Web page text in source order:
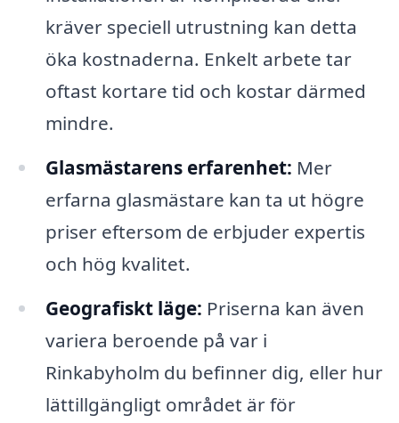
kräver speciell utrustning kan detta
öka kostnaderna. Enkelt arbete tar
oftast kortare tid och kostar därmed
mindre.
Glasmästarens erfarenhet: Mer
erfarna glasmästare kan ta ut högre
priser eftersom de erbjuder expertis
och hög kvalitet.
Geografiskt läge: Priserna kan även
variera beroende på var i
Rinkabyholm du befinner dig, eller hur
lättillgängligt området är för